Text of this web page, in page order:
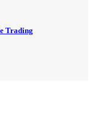
Trading